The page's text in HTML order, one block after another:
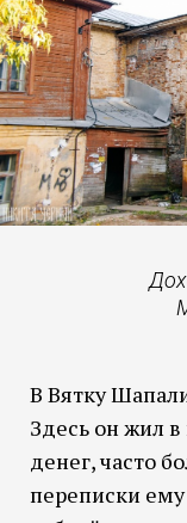
В Вятку
Здесь он жил
денег, часто
переписки